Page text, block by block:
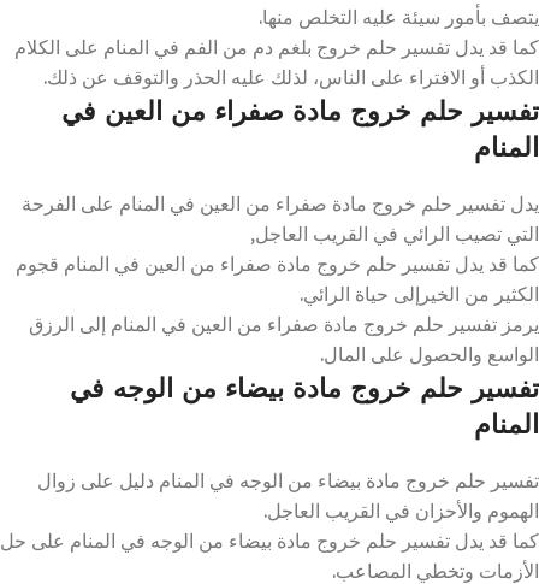
يتصف بأمور سيئة عليه التخلص منها.
كما قد يدل تفسير حلم خروج بلغم دم من الفم في المنام على الكلام
الكذب أو الافتراء على الناس، لذلك عليه الحذر والتوقف عن ذلك.
تفسير حلم خروج مادة صفراء من العين في
المنام
يدل تفسير حلم خروج مادة صفراء من العين في المنام على الفرحة
التي تصيب الرائي في القريب العاجل,
كما قد يدل تفسير حلم خروج مادة صفراء من العين في المنام قجوم
الكثير من الخيرإلى حياة الرائي.
يرمز تفسير حلم خروج مادة صفراء من العين في المنام إلى الرزق
الواسع والحصول على المال.
تفسير حلم خروج مادة بيضاء من الوجه في
المنام
تفسير حلم خروج مادة بيضاء من الوجه في المنام دليل على زوال
الهموم والأحزان في القريب العاجل.
كما قد يدل تفسير حلم خروج مادة بيضاء من الوجه في المنام على حل
الأزمات وتخطي المصاعب.